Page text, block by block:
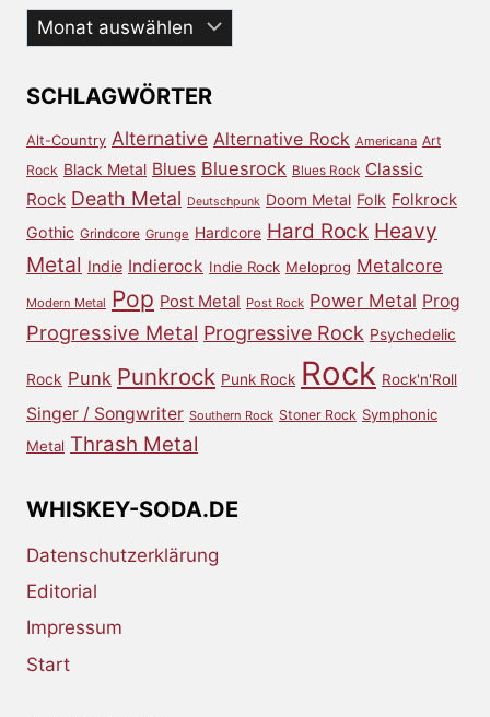
Aus
dem
SCHLAGWÖRTER
Alt-Country Alternative Alternative Rock Americana Art
Rock Black Metal Blues Bluesrock Blues Rock Classic
Rock Death Metal Deutschpunk Doom Metal Folk Folkrock
Gothic Grindcore Grunge Hardcore Hard Rock Heavy
Metal Indie Indierock Indie Rock Meloprog Metalcore
Modern Metal Pop Post Metal Post Rock Power Metal Prog
Progressive Metal Progressive Rock Psychedelic
Rock Punk Punkrock Punk Rock Rock Rock'n'Roll
Singer / Songwriter Southern Rock Stoner Rock Symphonic
Metal Thrash Metal
WHISKEY-SODA.DE
Datenschutzerklärung
Editorial
Impressum
Start